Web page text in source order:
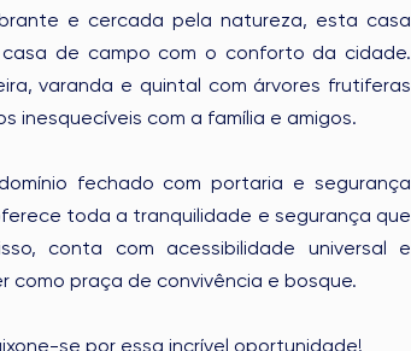
e cercada pela natureza, esta casa
de campo com o conforto da cidade.
varanda e quintal com árvores frutiferas
inesquecíveis com a família e amigos.
fechado com portaria e segurança
toda a tranquilidade e segurança que
conta com acessibilidade universal e
como praça de convivência e bosque.
se por essa incrível oportunidade!